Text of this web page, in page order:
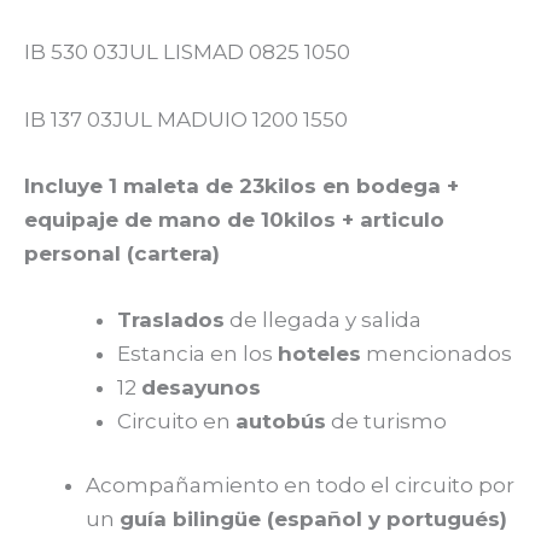
IB 530 03JUL LISMAD 0825 1050
IB 137 03JUL MADUIO 1200 1550
Incluye 1 maleta de 23kilos en bodega +
equipaje de mano de 10kilos + articulo
personal (cartera)
Traslados de llegada y salida
Estancia en los hoteles mencionados
12 desayunos
Circuito en autobús de turismo
Acompañamiento en todo el circuito por
un guía bilingüe (español y portugués)